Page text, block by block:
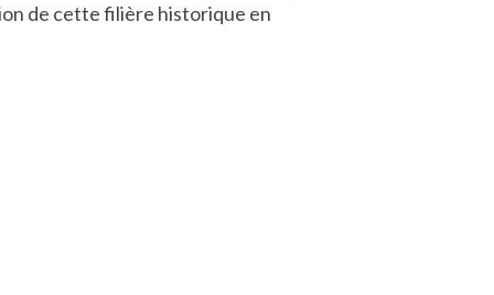
de cette filière historique en